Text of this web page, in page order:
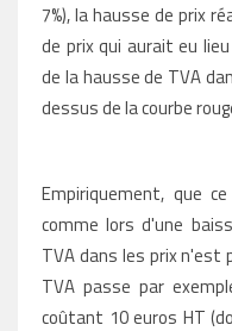
7%), la hausse de prix
de prix qui aurait eu
de la hausse de TVA
dessus de la courbe
Empiriquement, que
comme lors d'une
TVA dans les prix n'est
TVA passe par
coûtant 10 euros HT